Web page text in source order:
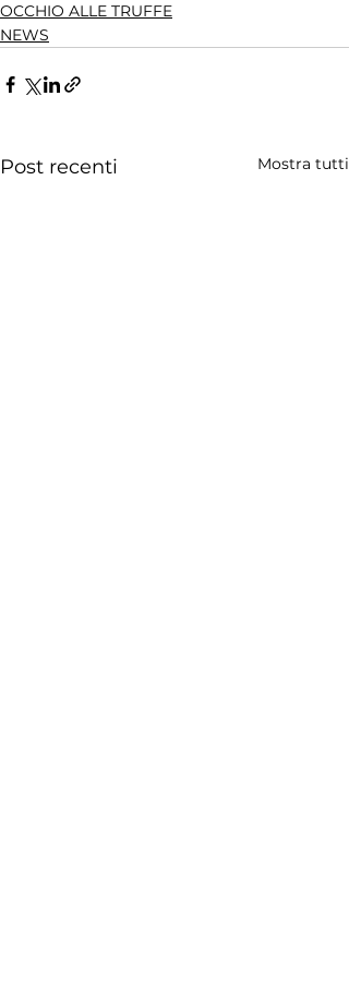
OCCHIO ALLE TRUFFE
NEWS
Post recenti Mostra tutti